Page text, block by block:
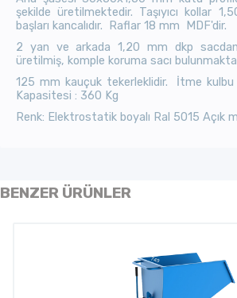
şekilde üretilmektedir. Taşıyıcı kollar
başları kancalıdır. Raflar 18 mm MDF'dir.
2 yan ve arkada 1,20 mm dkp
üretilmiş, komple koruma sacı
125 mm kauçuk tekerleklidir. İtme kulbu
Kapasitesi : 360 Kg
Renk: Elektrostatik boyalı Ral 5015 Açık
BENZER ÜRÜNLER